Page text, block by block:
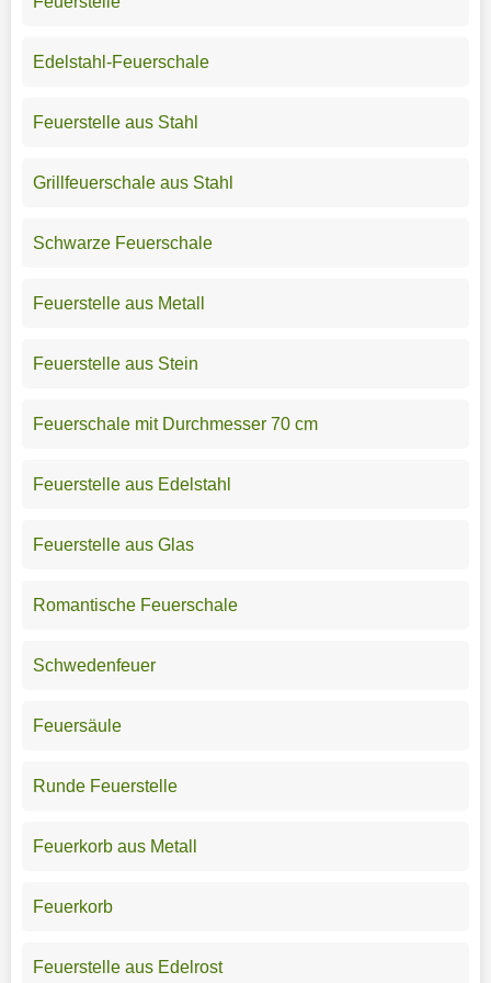
Edelstahl-Feuerschale
Feuerstelle aus Stahl
Grillfeuerschale aus Stahl
Schwarze Feuerschale
Feuerstelle aus Metall
Feuerstelle aus Stein
Feuerschale mit Durchmesser 70 cm
Feuerstelle aus Edelstahl
Feuerstelle aus Glas
Romantische Feuerschale
Schwedenfeuer
Feuersäule
Runde Feuerstelle
Feuerkorb aus Metall
Feuerkorb
Feuerstelle aus Edelrost